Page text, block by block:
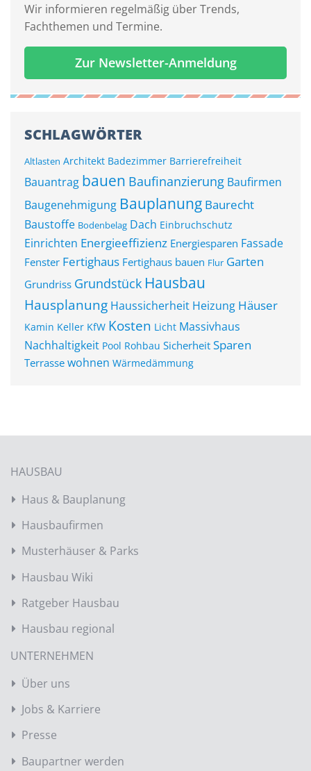
Wir informieren regelmäßig über Trends,
Fachthemen und Termine.
Zur Newsletter-Anmeldung
SCHLAGWÖRTER
Altlasten Architekt Badezimmer Barrierefreiheit
Bauantrag bauen Baufinanzierung Baufirmen
Baugenehmigung Bauplanung Baurecht
Baustoffe Bodenbelag Dach Einbruchschutz
Einrichten Energieeffizienz Energiesparen Fassade
Fenster Fertighaus Fertighaus bauen Flur Garten
Grundriss Grundstück Hausbau
Hausplanung Haussicherheit Heizung Häuser
Kamin Keller KfW Kosten Licht Massivhaus
Nachhaltigkeit Pool Rohbau Sicherheit Sparen
Terrasse wohnen Wärmedämmung
HAUSBAU
Haus & Bauplanung
Hausbaufirmen
Musterhäuser & Parks
Hausbau Wiki
Ratgeber Hausbau
Hausbau regional
UNTERNEHMEN
Über uns
Jobs & Karriere
Presse
Baupartner werden